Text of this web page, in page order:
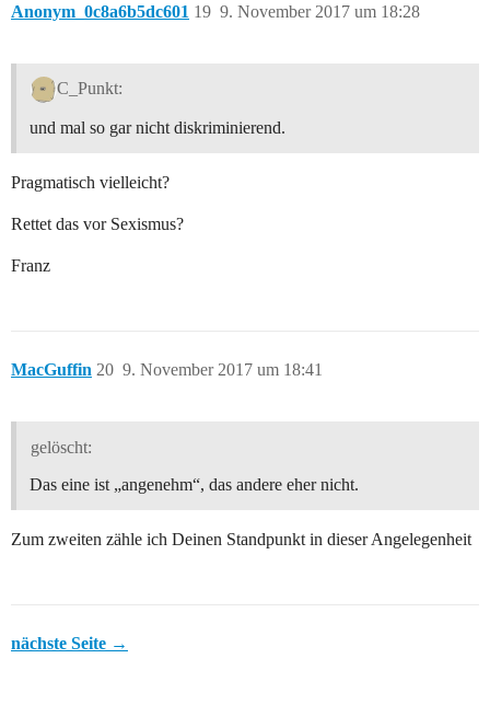
Anonym_0c8a6b5dc601 9. November 2017 um 18:28
19
C_Punkt:
und mal so gar nicht diskriminierend.
Pragmatisch vielleicht?
Rettet das vor Sexismus?
Franz
MacGuffin 9. November 2017 um 18:41
20
gelöscht:
Das eine ist „angenehm“, das andere eher nicht.
Zum zweiten zähle ich Deinen Standpunkt in dieser Angelegenheit
nächste Seite →